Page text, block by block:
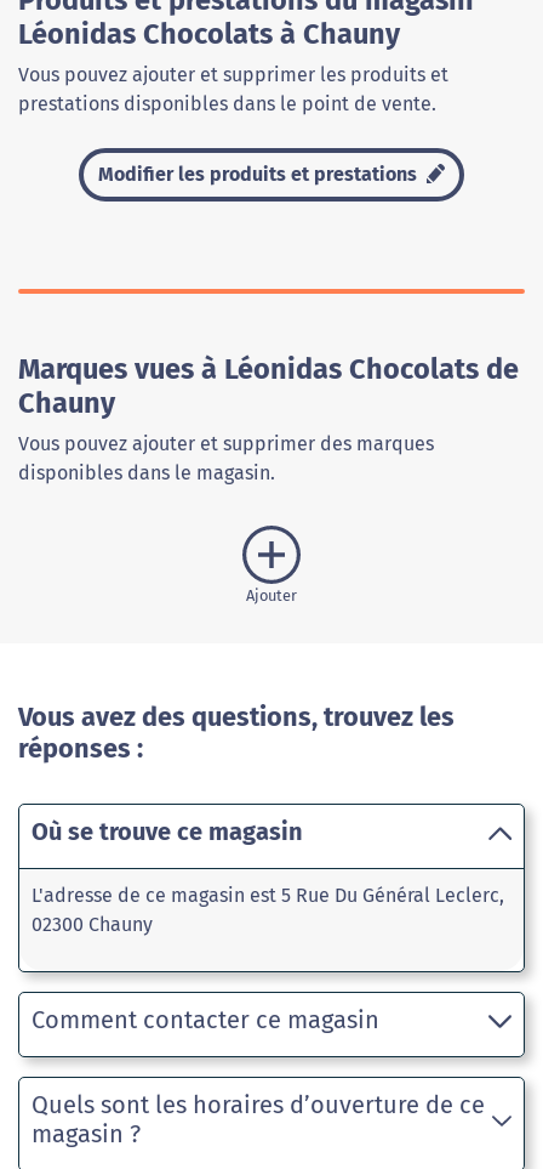
Léonidas Chocolats à Chauny
Vous pouvez ajouter et supprimer les produits et
prestations disponibles dans le point de vente.
Modifier les produits et prestations
Marques vues à Léonidas Chocolats de
Chauny
Vous pouvez ajouter et supprimer des marques
disponibles dans le magasin.
Ajouter
Vous avez des questions, trouvez les
réponses :
Où se trouve ce magasin
L'adresse de ce magasin est 5 Rue Du Général Leclerc,
02300 Chauny
Comment contacter ce magasin
Quels sont les horaires d’ouverture de ce
magasin ?